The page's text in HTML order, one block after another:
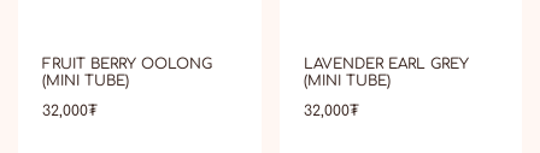
FRUIT BERRY OOLONG
(MINI TUBE)
32,000₮
LAVENDER EARL GREY
(MINI TUBE)
32,000₮